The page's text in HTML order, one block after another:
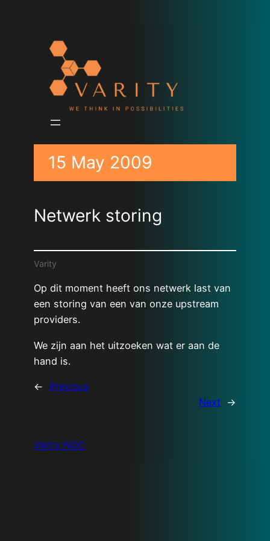
15 May 2009
Netwerk storing
Varity
Op dit moment heeft ons netwerk last van
een storing van een van onze upstream
providers.
We zijn aan het uitzoeken wat er aan de
hand is.
←
Previous
Next →
Varity NOC